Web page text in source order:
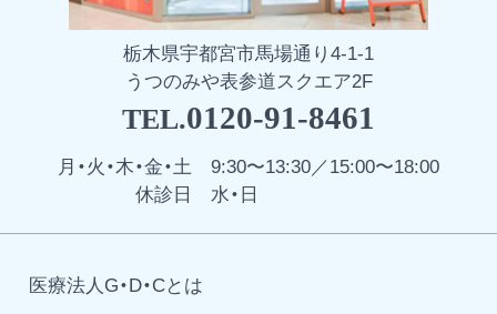
栃木県宇都宮市馬場通り4-1-1
うつのみや表参道スクエア2F
TEL.0120-91-8461
月・火・木・金・土
9:30〜13:30／15:00〜18:00
休診日
水・日
医療法人G・D・Cとは